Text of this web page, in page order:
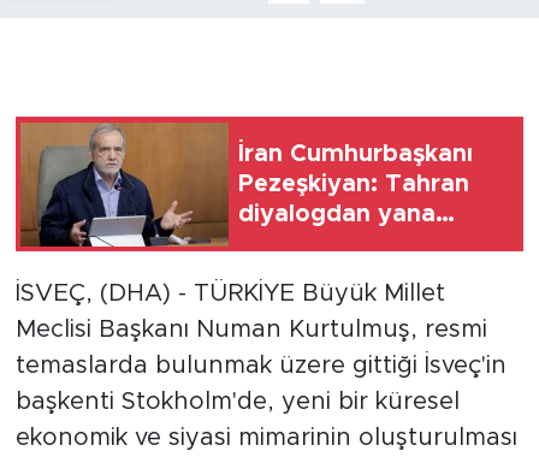
İran Cumhurbaşkanı
Pezeşkiyan: Tahran
diyalogdan yana
zorlanamaz
İSVEÇ, (DHA) - TÜRKİYE Büyük Millet
Meclisi Başkanı Numan Kurtulmuş, resmi
temaslarda bulunmak üzere gittiği İsveç'in
başkenti Stokholm'de, yeni bir küresel
ekonomik ve siyasi mimarinin oluşturulması